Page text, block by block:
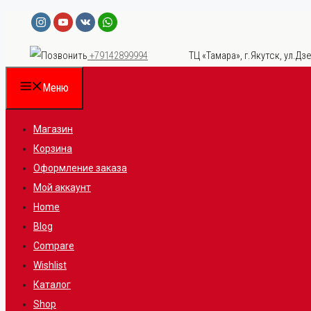
Перейти
содержимому
+79142899994 ТЦ «Тамара», г.Якутск,
Меню
Магазин
Корзина
Оформление заказа
Мой аккаунт
Home
Blog
Compare
Wishlist
Каталог
Shop